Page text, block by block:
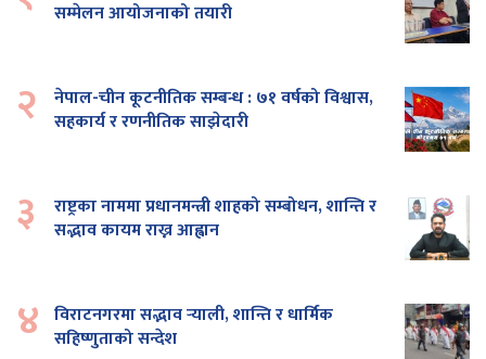
सम्मेलन आयोजनाको तयारी
२
नेपाल-चीन कूटनीतिक सम्बन्ध : ७१ वर्षको विश्वास,
सहकार्य र रणनीतिक साझेदारी
३
राष्ट्रका नाममा प्रधानमन्त्री शाहको सम्बोधन, शान्ति र
सद्भाव कायम राख्न आह्वान
४ विराटनगरमा सद्भाव र्‍याली, शान्ति र धार्मिक
सहिष्णुताको सन्देश